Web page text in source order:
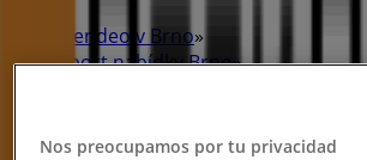
Tiendeo v Brno»
Sport nabídky Brno»
Rock Point obchody v Brno
Nos preocupamos por tu privacidad